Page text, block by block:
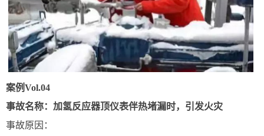
案例Vol.04
事故名称：加氢反应器顶仪表伴热堵漏时，引发火灾
事故原因：